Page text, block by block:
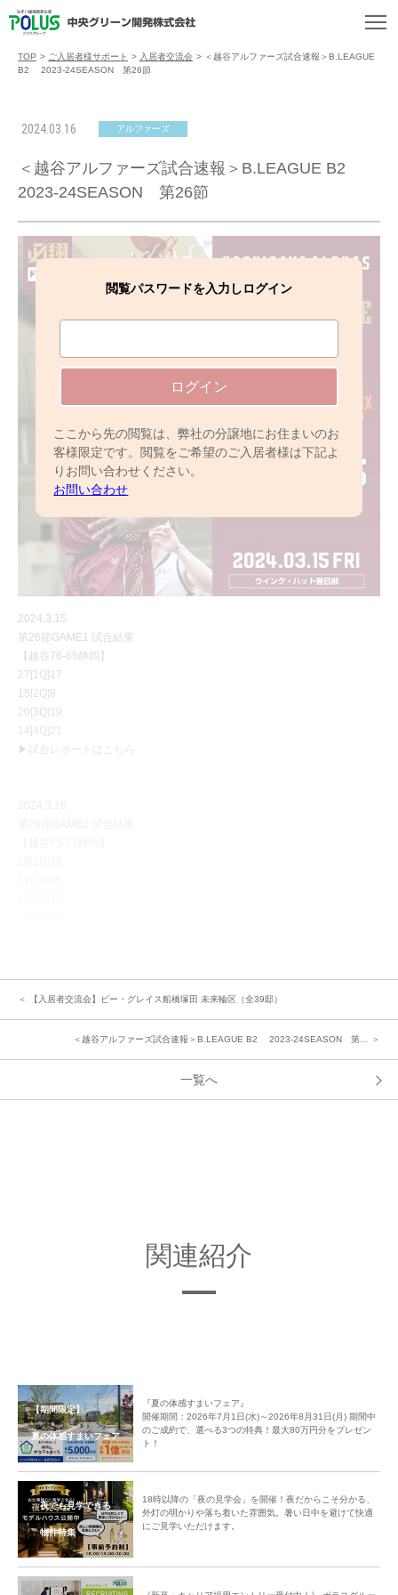
TOP > ご入居者様サポート > 入居者交流会 > ＜越谷アルファーズ試合速報＞B.LEAGUE
B2 2023-24SEASON 第26節
2024.03.16 アルファーズ
＜越谷アルファーズ試合速報＞B.LEAGUE B2
2023-24SEASON 第26節
閲覧パスワードを入力しログイン
ログイン
ここから先の閲覧は、弊社の分譲地にお住まいのお
客様限定です。閲覧をご希望のご入居者様は下記よ
りお問い合わせください。
お問い合わせ
2024.3.15
第26節GAME1 試合結果
【越谷76-65静岡】
27[1Q]17
15[2Q]8
20[3Q]19
14[4Q]21
▶試合レポートはこちら
vs.青森ワッツ
ウイング・ハット春日部
───────
3月の後半3試合は3rdユニフォームを着用して戦います！
"しらこばととなり、翔破する。" 「しらこばとの大祭典」で初観戦の埼玉県
民は無料観戦可能。埼玉県民ならどなたでもご利用いただける県民割もぜひ
ご活用ください
▶詳しくはこちら
▶越谷アルファーズ公式HP
＜ 【入居者交流会】ビー・グレイス船橋塚田 未来輪区（全39邸）
＜越谷アルファーズ試合速報＞B.LEAGUE B2 2023-24SEASON 第… ＞
一覧へ
関連紹介
【期間限定】
夏の体感すまいフェア
『夏の体感すまいフェア』
開催期間：2026年7月1日(水)～2026年8月31日(月) 期間中
のご成約で、選べる3つの特典！最大80万円分をプレゼン
ト！
夜でも見学できる
物件特集
18時以降の「夜の見学会」を開催！夜だからこそ分かる、
外灯の明かりや落ち着いた雰囲気。暑い日中を避けて快適
にご見学いただけます。